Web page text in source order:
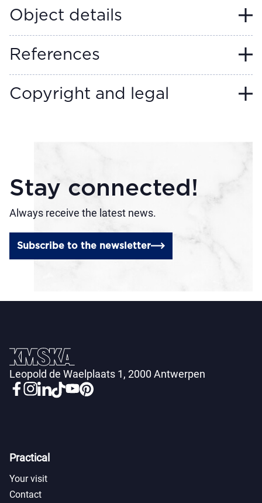
Object details
References
Copyright and legal
Stay connected!
Always receive the latest news.
Subscribe to the newsletter
Leopold de Waelplaats 1, 2000 Antwerpen
Practical
Your visit
Contact